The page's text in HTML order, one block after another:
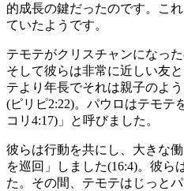
的成長の鍵だったのです。こ
ていたようです。
テモテがクリスチャンになっ
そして彼らは非常に近しい友
テより年長でそれは親子のよ
(ピリピ2:22)。パウロはテモテ
コリ4:17)」と呼びました。
彼らは行動を共にし、大きな
を巡回」しました(16:4)。彼ら
た。その間、テモテはじっと